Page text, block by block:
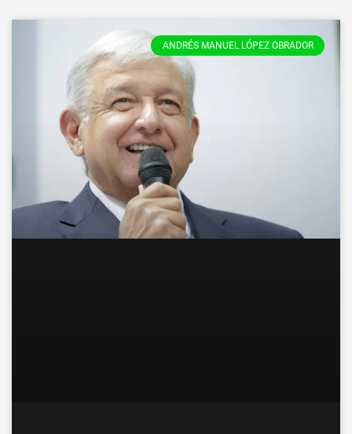
ANDRÉS MANUEL LÓPEZ OBRADOR